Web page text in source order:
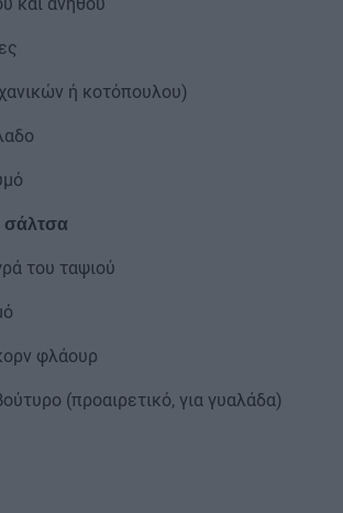
ή κοτόπουλου)
σάλτσα
του ταψιού
φλάουρ
(προαιρετικό, για γυαλάδα)